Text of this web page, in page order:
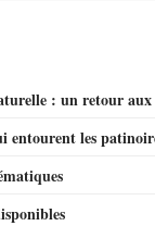
: un retour aux
entourent les